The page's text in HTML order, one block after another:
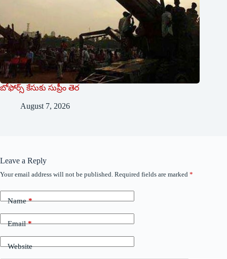
బోఫోర్స్ కేసుకు సుప్రీం తెర
August 7, 2026
Leave a Reply
Your email address will not be published. Required fields are marked *
Name*
Email*
Website